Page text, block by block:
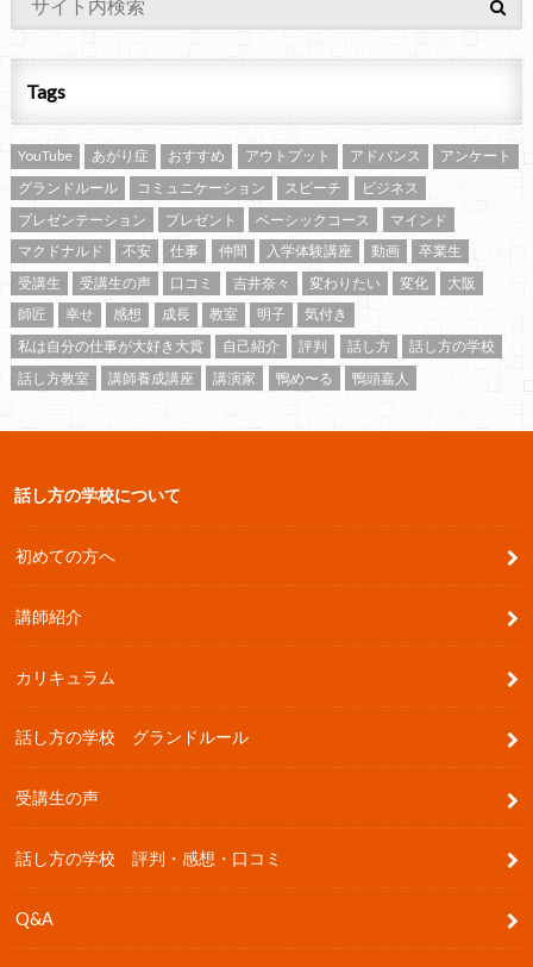
Tags
YouTube あがり症 おすすめ アウトプット アドバンス
アンケート
グランドルール
コミュニケーション スピーチ
ビジネス
プレゼンテーション
プレゼント ベーシックコース
マインド
マクドナルド
不安 仕事 仲間 入学体験講座 動画
卒業生
受講生
受講生の声 口コミ 吉井奈々 変わりたい 変化
大阪
師匠
幸せ 感想 成長 教室 明子
気付き
私は自分の仕事が大好き大賞
自己紹介 評判 話し方
話し方の学校
話し方教室
講師養成講座 講演家 鴨め〜る 鴨頭嘉人
話し方の学校について
初めての方へ
講師紹介
カリキュラム
話し方の学校 グランドルール
受講生の声
話し方の学校 評判・感想・口コミ
Q&A